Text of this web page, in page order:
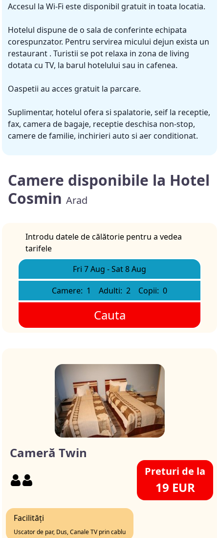
Accesul la Wi-Fi este disponibil gratuit in toata locatia.
Hotelul dispune de o sala de conferinte echipata
corespunzator. Pentru servirea micului dejun exista un
restaurant . Turistii se pot relaxa in zona de living
dotata cu TV, la barul hotelului sau in cafenea.
Oaspetii au acces gratuit la parcare.
Suplimentar, hotelul ofera si spalatorie, seif la receptie,
fax, camera de bagaje, receptie deschisa non-stop,
camere de familie, inchirieri auto si aer conditionat.
Camere disponibile la Hotel
Cosmin Arad
Introdu datele de călătorie pentru a vedea
tarifele
Fri 7 Aug -Sat 8 Aug
Camere: 1 Adulti: 2 Copii: 0
Cauta
Cameră Twin
Preturi de la
19 EUR
Facilități
Uscator de par, Dus, Canale TV prin cablu